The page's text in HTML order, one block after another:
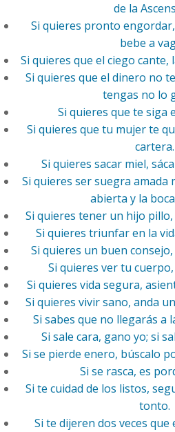
de la
Si quieres pronto
bebe a
Si quieres que el ciego
Si quieres que el dinero no
tengas no lo
Si quieres que te siga
Si quieres que tu mujer te
cartera.
Si quieres sacar miel,
Si quieres ser suegra amada
abierta y la
Si quieres tener un hijo
Si quieres triunfar en la
Si quieres un buen
Si quieres ver tu
Si quieres vida segura,
Si quieres vivir sano, anda
Si sabes que no llegarás a
Si sale cara, gano yo; si
Si se pierde enero, búscalo
Si se rasca, es
Si te cuidad de los listos,
tonto.
Si te dijeren dos veces